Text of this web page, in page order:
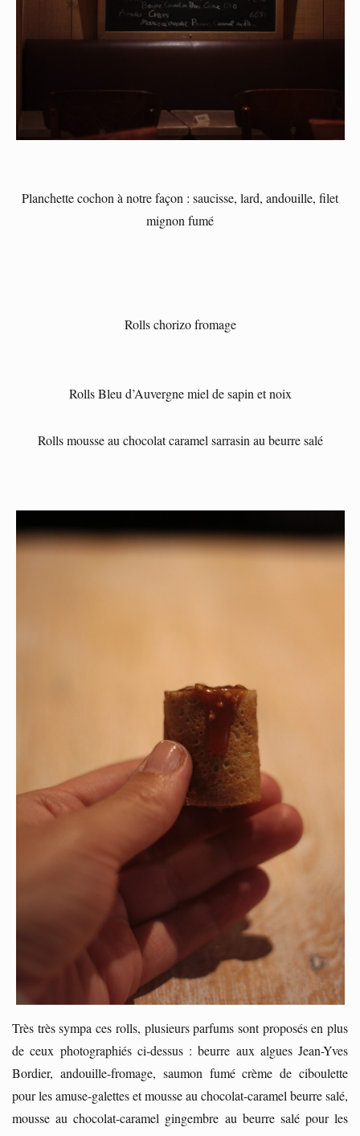
Planchette cochon à notre façon : saucisse, lard, andouille, filet
mignon fumé
Rolls chorizo fromage
Rolls Bleu d’Auvergne miel de sapin et noix
Rolls mousse au chocolat caramel sarrasin au beurre salé
Très très sympa ces rolls, plusieurs parfums sont proposés en plus
de ceux photographiés ci-dessus : beurre aux algues Jean-Yves
Bordier, andouille-fromage, saumon fumé crème de ciboulette
pour les amuse-galettes et mousse au chocolat-caramel beurre salé,
mousse au chocolat-caramel gingembre au beurre salé pour les